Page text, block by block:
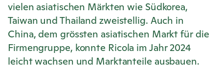
vielen asiatischen Märkten wie Südkorea,
Taiwan und Thailand zweistellig. Auch in
China, dem grössten asiatischen Markt für die
Firmengruppe, konnte Ricola im Jahr 2024
leicht wachsen und Marktanteile ausbauen.